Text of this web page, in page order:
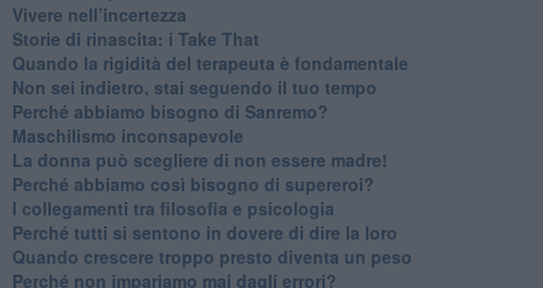
​Vivere nell’incertezza
​Storie di rinascita: i Take That
​Quando la rigidità del terapeuta è fondamentale
​Non sei indietro, stai seguendo il tuo tempo
​Perché abbiamo bisogno di Sanremo?
​Maschilismo inconsapevole
​La donna può scegliere di non essere madre!
​Perché abbiamo così bisogno di supereroi?
​I collegamenti tra filosofia e psicologia
​Perché tutti si sentono in dovere di dire la loro
​Quando crescere troppo presto diventa un peso
​Perché non impariamo mai dagli errori?